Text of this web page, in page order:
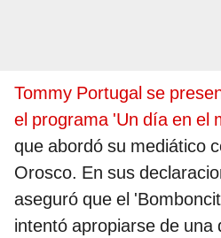
Tommy Portugal se
el programa 'Un día en el
que abordó su mediático
Orosco. En sus
aseguró que el
intentó apropiarse de una